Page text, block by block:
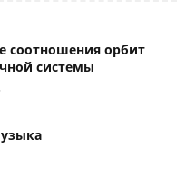
соотношения орбит
системы